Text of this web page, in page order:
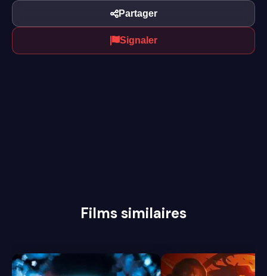
Partager
Signaler
Films similaires